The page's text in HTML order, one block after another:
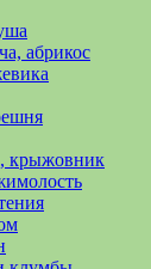
абрикос
крыжовник